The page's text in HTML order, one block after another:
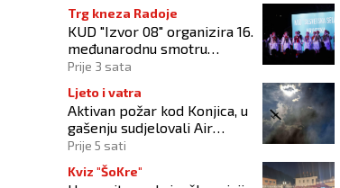
Trg kneza Radoje
KUD "Izvor 08" organizira 16.
međunarodnu smotru
folklora "Kiseljak 2026"
Prije 3 sata
Ljeto i vatra
Aktivan požar kod Konjica, u
gašenju sudjelovali Air
Tractor i helikopter OS-a
Prije 5 sati
Kviz "ŠoKre"